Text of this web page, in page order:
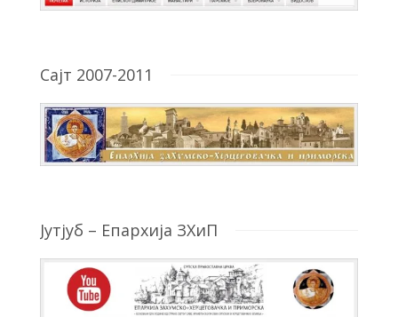
Сајт 2007-2011
Јутјуб – Епархија ЗХиП